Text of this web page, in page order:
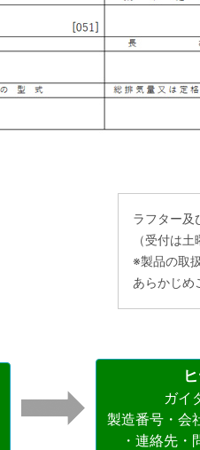
ラフター及
（受付は
※製品の取
あらかじめ
ガイ
製造番号・会
・連絡先・